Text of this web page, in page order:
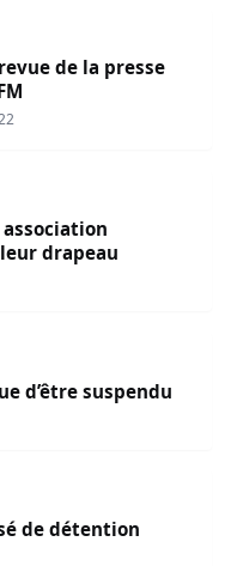
de la presse
association
drapeau
d’être suspendu
de détention